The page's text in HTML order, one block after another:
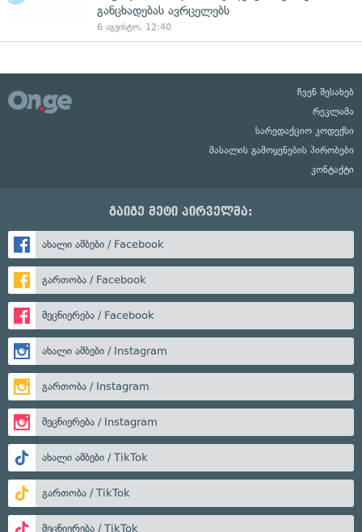
განცხადებას ავრცელებს
6 აგვისტო, 12:40
ჩვენ შესახებ
რეკლამა
სარედაქციო კოდექსი
მასალის გამოყენების პირობები
კონტაქტი
გაიგე მეტი პირველმა:
ახალი ამბები / Facebook
გართობა / Facebook
მეცნიერება / Facebook
ახალი ამბები / Instagram
გართობა / Instagram
მეცნიერება / Instagram
ახალი ამბები / TikTok
გართობა / TikTok
მეცნიერება / TikTok